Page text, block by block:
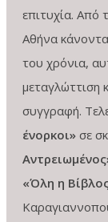
επιτυχία. Από
Αθήνα
του χρόνια,
μεταγλώττιση
συγγραφή.
ένορκοι» σε
«Όλη η